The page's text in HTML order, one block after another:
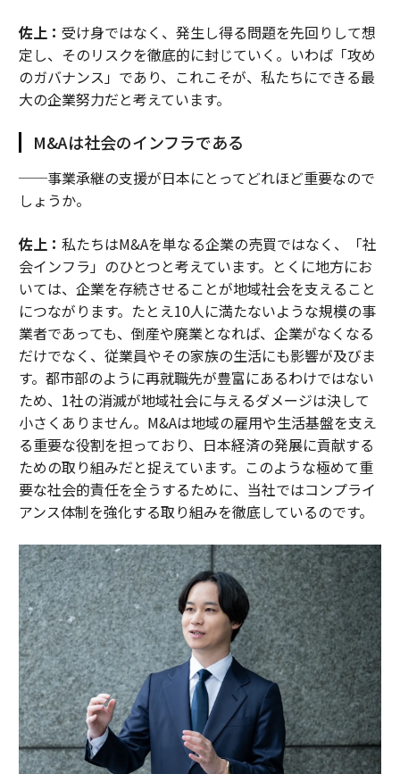
佐上： 受け身ではなく、発生し得る問題を先回りして想
定し、そのリスクを徹底的に封じていく。いわば「攻め
のガバナンス」であり、これこそが、私たちにできる最
大の企業努力だと考えています。
M&Aは社会のインフラである
──事業承継の支援が日本にとってどれほど重要なので
しょうか。
佐上： 私たちはM&Aを単なる企業の売買ではなく、「社
会インフラ」のひとつと考えています。とくに地方にお
いては、企業を存続させることが地域社会を支えること
につながります。たとえ10人に満たないような規模の事
業者であっても、倒産や廃業となれば、企業がなくなる
だけでなく、従業員やその家族の生活にも影響が及びま
す。都市部のように再就職先が豊富にあるわけではない
ため、1社の消滅が地域社会に与えるダメージは決して
小さくありません。M&Aは地域の雇用や生活基盤を支え
る重要な役割を担っており、日本経済の発展に貢献する
ための取り組みだと捉えています。このような極めて重
要な社会的責任を全うするために、当社ではコンプライ
アンス体制を強化する取り組みを徹底しているのです。